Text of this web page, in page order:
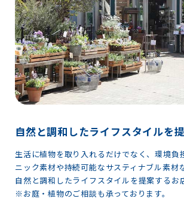
自然と調和したライフスタイルを
生活に植物を取り入れるだけでなく、環境負
ニック素材や持続可能なサスティナブル素材
自然と調和したライフスタイルを提案するお
※お庭・植物のご相談も承っております。